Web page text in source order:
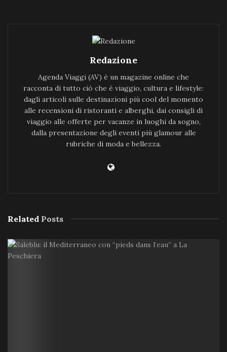
Redazione
Agenda Viaggi (AV) è un magazine online che
racconta di tutto ciò che è viaggio, cultura e lifestyle:
dagli articoli sulle destinazioni più cool del momento
alle recensioni di ristoranti e alberghi, dai consigli di
viaggio alle offerte per vacanze in luoghi da sogno,
dalla presentazione degli eventi più glamour alle
rubriche di moda e bellezza.
Related Posts